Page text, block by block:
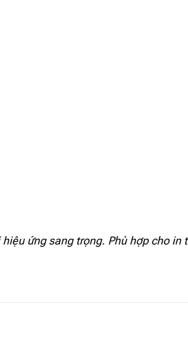
ứng sang trọng. Phù hợp cho in